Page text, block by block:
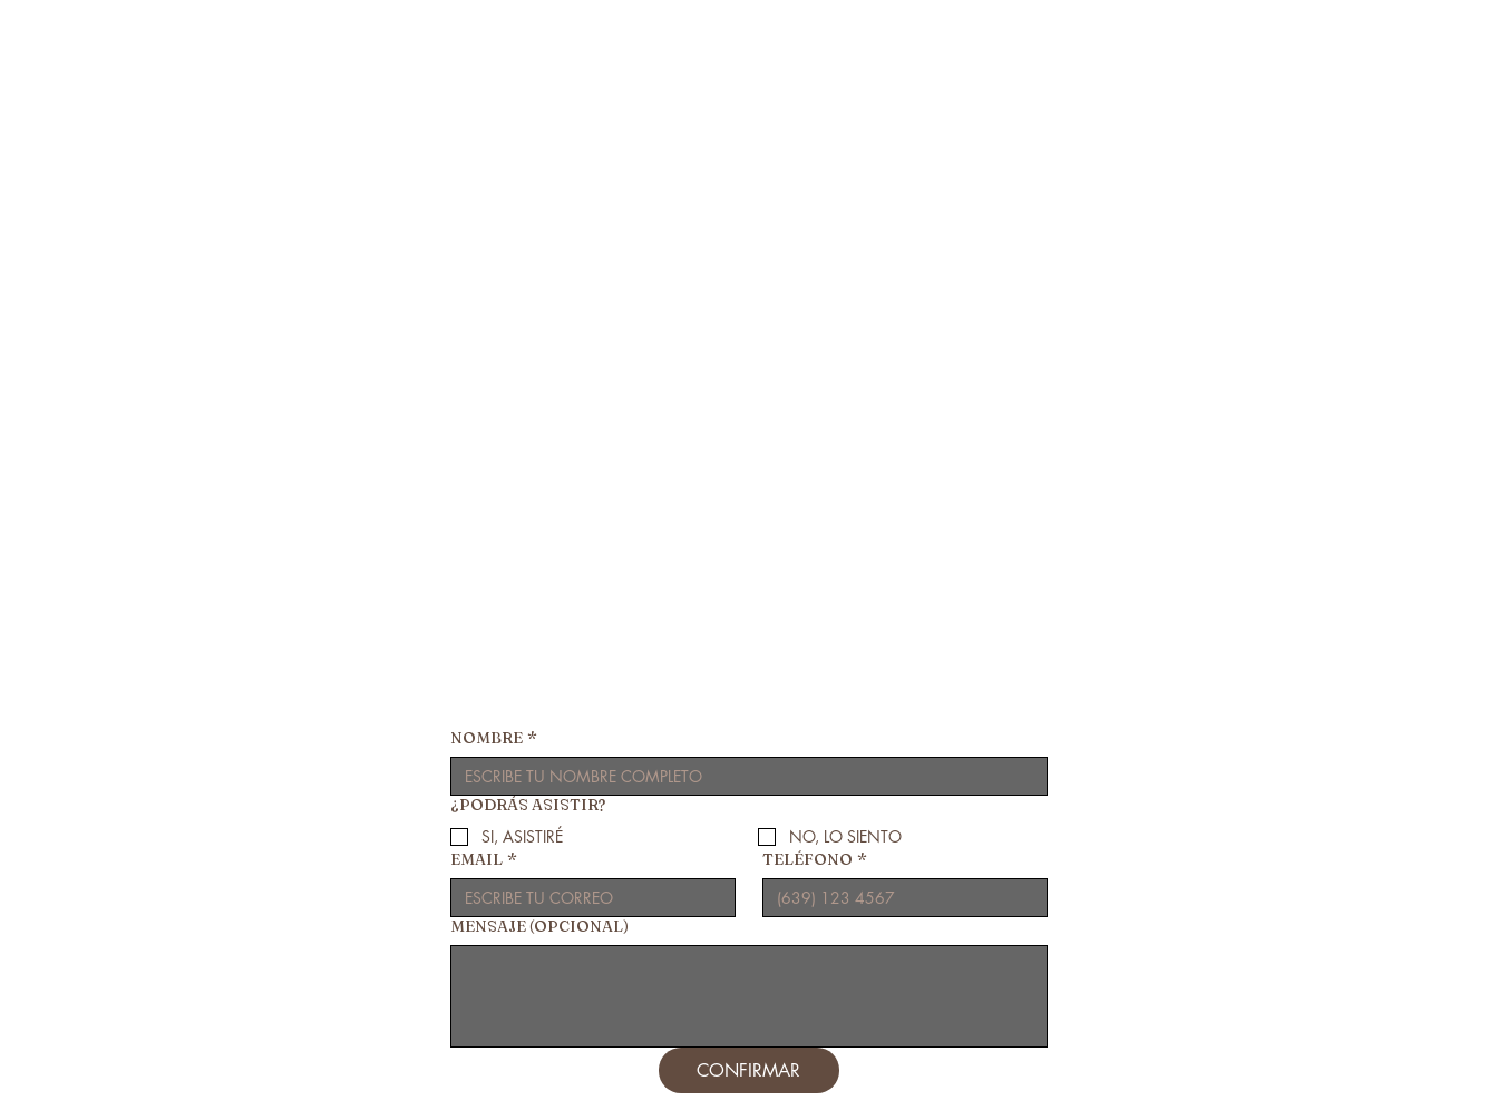
NOMBRE *
¿PODRÁS ASISTIR?
SI, ASISTIRÉ NO, LO SIENTO
EMAIL * TELÉFONO *
MENSAJE (OPCIONAL)
CONFIRMAR